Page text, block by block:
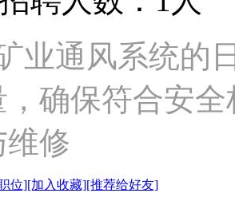
业通风系统的
，确保符合安
修
位][加入收藏][推荐给好友]